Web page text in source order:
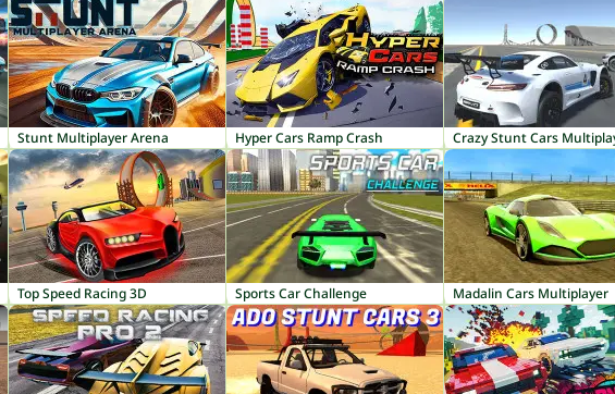
Stunt Multiplayer Arena Hyper Cars Ramp Crash Crazy Stunt Cars
Top Speed Racing 3D Sports Car Challenge Madalin Cars Multiplayer